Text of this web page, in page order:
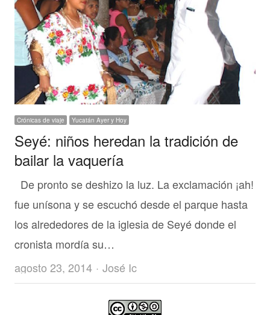
Crónicas de viaje Yucatán Ayer y Hoy
Seyé: niños heredan la tradición de
bailar la vaquería
De pronto se deshizo la luz. La exclamación ¡ah!
fue unísona y se escuchó desde el parque hasta
los alrededores de la iglesia de Seyé donde el
cronista mordía su…
agosto 23, 2014
Author
José Ic